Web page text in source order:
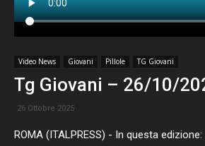
Video News Giovani Pillole TG Giovani
Tg Giovani – 26/10/
26 Ottobre 2025
ROMA (ITALPRESS) - In questa